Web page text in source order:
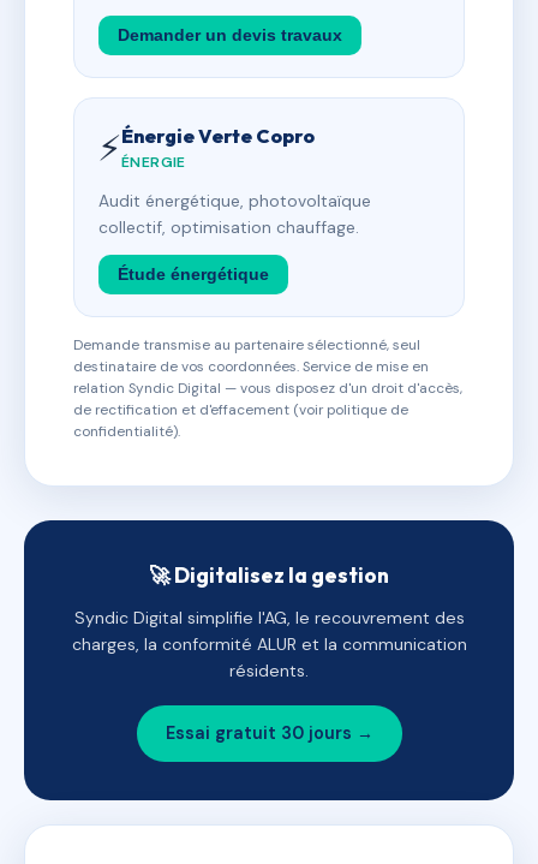
Demander un devis travaux
⚡Énergie Verte Copro
ÉNERGIE
Audit énergétique, photovoltaïque
collectif, optimisation chauffage.
Étude énergétique
Demande transmise au partenaire sélectionné, seul
destinataire de vos coordonnées. Service de mise en
relation Syndic Digital — vous disposez d'un droit d'accès,
de rectification et d'effacement (voir politique de
confidentialité).
🚀 Digitalisez la gestion
Syndic Digital simplifie l'AG, le recouvrement des
charges, la conformité ALUR et la communication
résidents.
Essai gratuit 30 jours →